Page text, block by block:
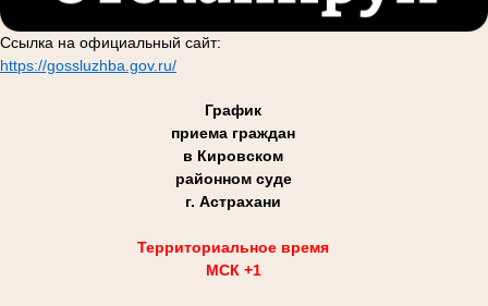
Ссылка на официальный сайт:
https://gossluzhba.gov.ru/
График
приема граждан
в Кировском
районном суде
г. Астрахани
Территориальное время
МСК +1